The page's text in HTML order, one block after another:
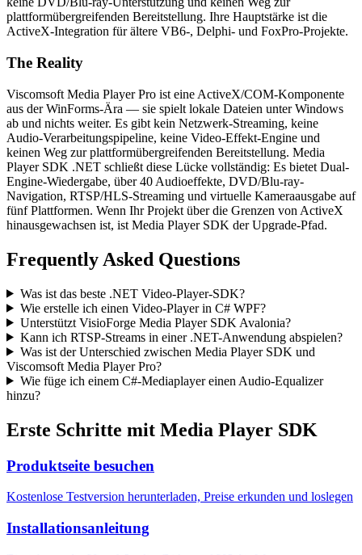
plattformübergreifenden Bereitstellung. Ihre Hauptstärke ist die
ActiveX-Integration für ältere VB6-, Delphi- und FoxPro-Projekte.
The Reality
Viscomsoft Media Player Pro ist eine ActiveX/COM-Komponente
aus der WinForms-Ära — sie spielt lokale Dateien unter Windows
ab und nichts weiter. Es gibt kein Netzwerk-Streaming, keine
Audio-Verarbeitungspipeline, keine Video-Effekt-Engine und
keinen Weg zur plattformübergreifenden Bereitstellung. Media
Player SDK .NET schließt diese Lücke vollständig: Es bietet Dual-
Engine-Wiedergabe, über 40 Audioeffekte, DVD/Blu-ray-
Navigation, RTSP/HLS-Streaming und virtuelle Kameraausgabe auf
fünf Plattformen. Wenn Ihr Projekt über die Grenzen von ActiveX
hinausgewachsen ist, ist Media Player SDK der Upgrade-Pfad.
Frequently Asked Questions
Was ist das beste .NET Video-Player-SDK?
Wie erstelle ich einen Video-Player in C# WPF?
Unterstützt VisioForge Media Player SDK Avalonia?
Kann ich RTSP-Streams in einer .NET-Anwendung abspielen?
Was ist der Unterschied zwischen Media Player SDK und
Viscomsoft Media Player Pro?
Wie füge ich einem C#-Mediaplayer einen Audio-Equalizer
hinzu?
Erste Schritte mit Media Player SDK
Produktseite besuchen
Kostenlose Testversion herunterladen, Preise erkunden und loslegen
Installationsanleitung